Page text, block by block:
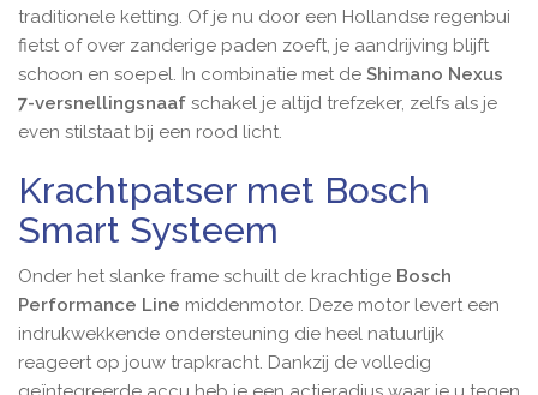
traditionele ketting. Of je nu door een Hollandse regenbui
fietst of over zanderige paden zoeft, je aandrijving blijft
schoon en soepel. In combinatie met de Shimano Nexus
7-versnellingsnaaf schakel je altijd trefzeker, zelfs als je
even stilstaat bij een rood licht.
Krachtpatser met Bosch
Smart Systeem
Onder het slanke frame schuilt de krachtige Bosch
Performance Line middenmotor. Deze motor levert een
indrukwekkende ondersteuning die heel natuurlijk
reageert op jouw trapkracht. Dankzij de volledig